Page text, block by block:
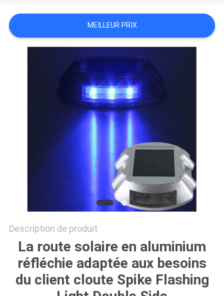
NOUVELLES
CAS
DEMANDER
SITE
POLITIQUE
DE
MEILLEUR PRIX
Description de produit
La route solaire en aluminium
réfléchie adaptée aux besoins
du client cloute Spike Flashing